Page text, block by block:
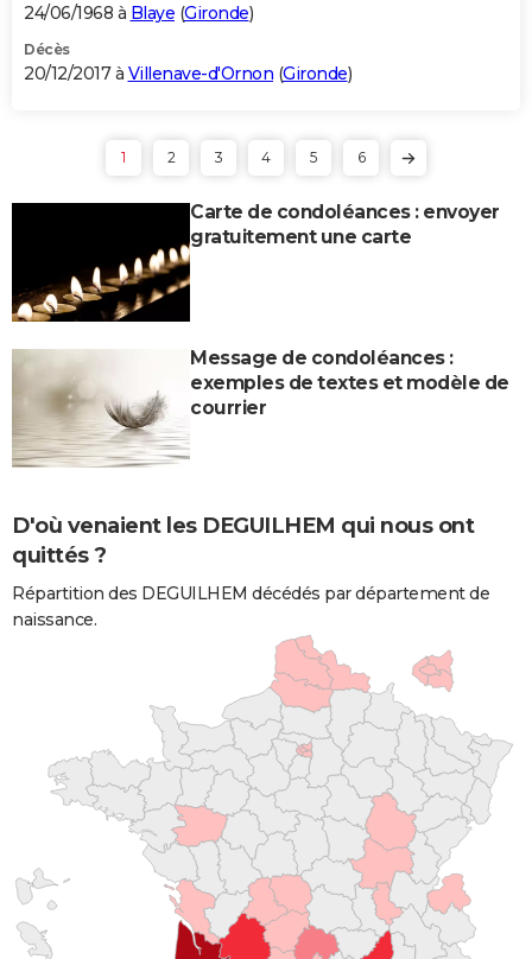
24/06/1968 à Blaye (Gironde)
Décès
20/12/2017 à Villenave-d'Ornon (Gironde)
1 2 3 4 5 6
Carte de condoléances : envoyer
gratuitement une carte
Message de condoléances :
exemples de textes et modèle de
courrier
D'où venaient les DEGUILHEM qui nous ont
quittés ?
Répartition des DEGUILHEM décédés par département de
naissance.